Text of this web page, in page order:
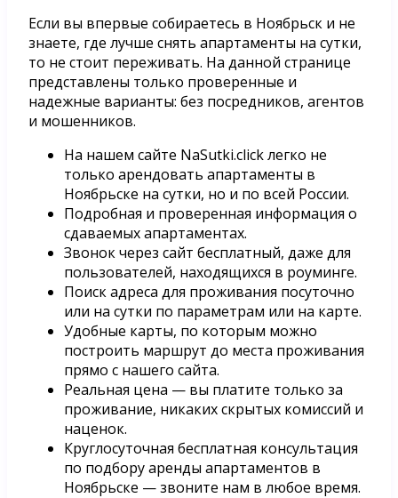
Если вы впервые собираетесь в Ноябрьск и не
знаете, где лучше снять апартаменты на сутки,
то не стоит переживать. На данной странице
представлены только проверенные и
надежные варианты: без посредников, агентов
и мошенников.
На нашем сайте NaSutki.click легко не
только арендовать апартаменты в
Ноябрьске на сутки, но и по всей России.
Подробная и проверенная информация о
сдаваемых апартаментах.
Звонок через сайт бесплатный, даже для
пользователей, находящихся в роуминге.
Поиск адреса для проживания посуточно
или на сутки по параметрам или на карте.
Удобные карты, по которым можно
построить маршрут до места проживания
прямо с нашего сайта.
Реальная цена — вы платите только за
проживание, никаких скрытых комиссий и
наценок.
Круглосуточная бесплатная консультация
по подбору аренды апартаментов в
Ноябрьске — звоните нам в любое время.